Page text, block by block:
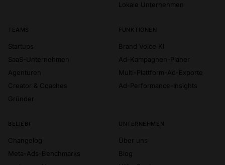
Lokale Unternehmen
TEAMS
Startups
SaaS-Unternehmen
Agenturen
Creator & Coaches
Gründer
FUNKTIONEN
Brand Voice KI
Ad-Kampagnen-Planer
Multi-Plattform-Ad-Exporte
Ad-Performance-Insights
BELIEBT
Changelog
Meta-Ads-Benchmarks
UNTERNEHMEN
Über uns
Blog